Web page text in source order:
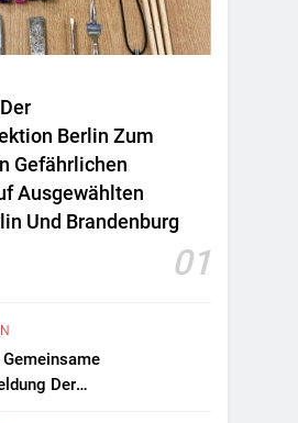
Berlin Zum
Gefährlichen
Ausgewählten
Und Brandenburg
01
Gemeinsame
Der